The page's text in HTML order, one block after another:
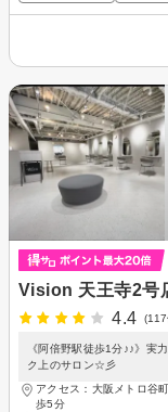
Vision 天王寺2号
4.4
(117
《阿倍野駅徒歩1分♪♪》実
ク上のサロン☆彡
アクセス：大阪メトロ谷
歩5分